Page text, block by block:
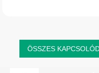
ÖSSZES